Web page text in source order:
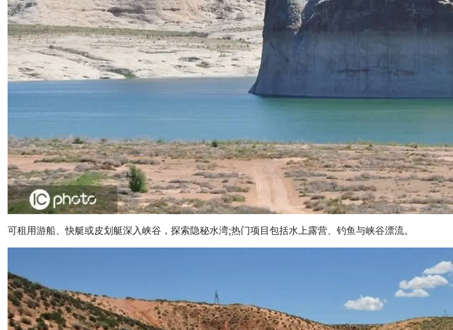
可租用游船、快艇或皮划艇深入峡谷，探索隐秘水湾;热门项目包括水上露营、钓鱼与峡谷漂流。